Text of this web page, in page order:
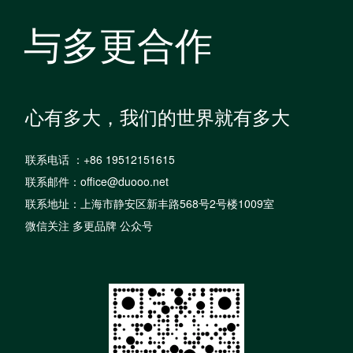
与多更合作
心有多大，我们的世界就有多大
联系电话 ：+86 19512151615
联系邮件：office@duooo.net
联系地址：上海市静安区新丰路568号2号楼1009室
微信关注 多更品牌 公众号